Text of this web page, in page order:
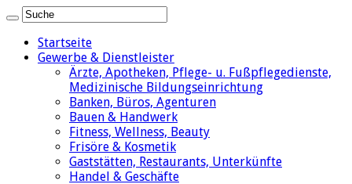
Startseite
Gewerbe & Dienstleister
Ärzte, Apotheken, Pflege- u. Fußpflegedienste,
Medizinische Bildungseinrichtung
Banken, Büros, Agenturen
Bauen & Handwerk
Fitness, Wellness, Beauty
Frisöre & Kosmetik
Gaststätten, Restaurants, Unterkünfte
Handel & Geschäfte